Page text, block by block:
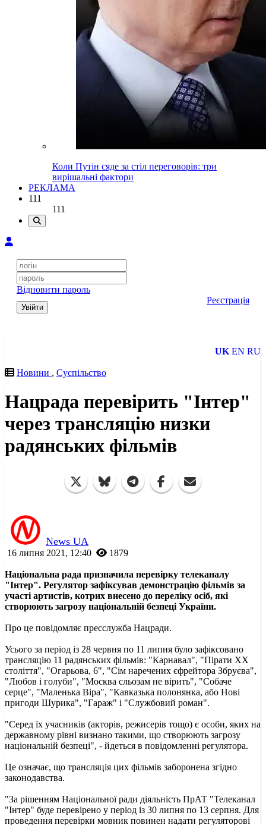
Коли Путін сяде за стіл переговорів: три
вирішальні фактори
РЕКЛАМА
111
111
Відновити пароль
Увійти
Реєстрація
UK EN RU
Новини , Суспільство
Нацрада перевірить "Інтер"
через трансляцію низки
радянських фільмів
News UA
16 липня 2021, 12:40 1879
Національна рада призначила перевірку телеканалу
"Інтер". Регулятор зафіксував демонстрацію фільмів за
участі артистів, котрих внесено до переліку осіб, які
створюють загрозу національній безпеці України.
Про це повідомляє пресслужба Нацради.
Усього за період із 28 червня по 11 липня було зафіксовано
трансляцію 11 радянських фільмів: "Карнавал", "Пірати ХХ
століття", "Огарьова, 6", "Сім наречених єфрейтора Збруєва",
"Любов і голуби", "Москва сльозам не вірить", "Собаче
серце", "Маленька Віра", "Кавказька полонянка, або Нові
пригоди Шурика", "Гараж" і "Службовий роман".
"Серед їх учасників (акторів, режисерів тощо) є особи, яких на
державному рівні визнано такими, що створюють загрозу
національній безпеці", - йдеться в повідомленні регулятора.
Це означає, що трансляція цих фільмів заборонена згідно
законодавства.
"За рішенням Національної ради діяльність ПрАТ "Телеканал
"Інтер" буде перевірено у період із 30 липня по 13 серпня. Для
проведення перевірки мовник повинен надати регуляторові